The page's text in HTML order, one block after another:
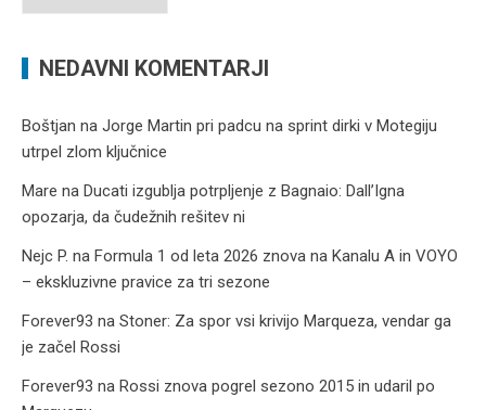
NEDAVNI KOMENTARJI
Boštjan na Jorge Martin pri padcu na sprint dirki v Motegiju
utrpel zlom ključnice
Mare na Ducati izgublja potrpljenje z Bagnaio: Dall’Igna
opozarja, da čudežnih rešitev ni
Nejc P. na Formula 1 od leta 2026 znova na Kanalu A in VOYO
– ekskluzivne pravice za tri sezone
Forever93 na Stoner: Za spor vsi krivijo Marqueza, vendar ga
je začel Rossi
Forever93 na Rossi znova pogrel sezono 2015 in udaril po